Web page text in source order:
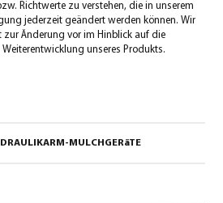
Richtwerte zu verstehen, die in unserem
jederzeit geändert werden können. Wir
zur Änderung vor im Hinblick auf die
unseres Produkts.
MULCHGERäTE